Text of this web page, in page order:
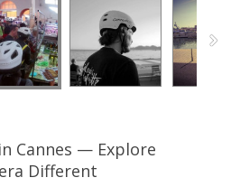
Cannes — Explore
Different